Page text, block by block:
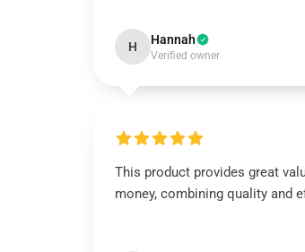
H Hannah
Verified owner
This product provides great
money, combining quality and